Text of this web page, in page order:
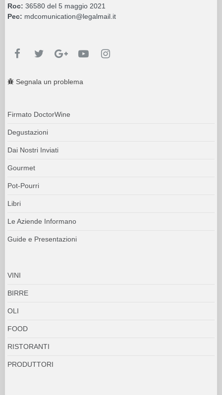
Roc: 36580 del 5 maggio 2021
Pec: mdcomunication@legalmail.it
Segnala un problema
Firmato DoctorWine
Degustazioni
Dai Nostri Inviati
Gourmet
Pot-Pourri
Libri
Le Aziende Informano
Guide e Presentazioni
VINI
BIRRE
OLI
FOOD
RISTORANTI
PRODUTTORI